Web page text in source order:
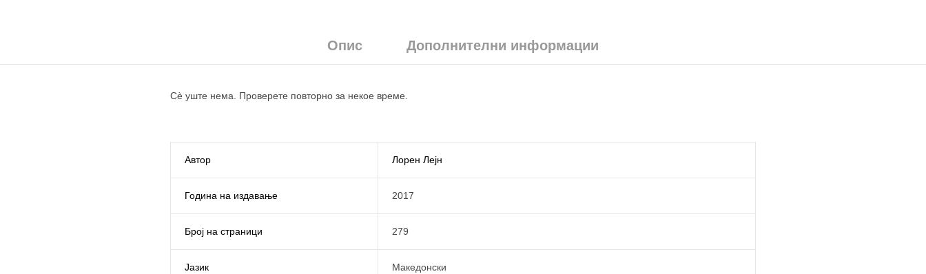
Опис Дополнителни информации
Сè уште нема. Проверете повторно за некое време.
Автор Лорен Лејн
Година на издавање 2017
Број на страници 279
Јазик Македонски